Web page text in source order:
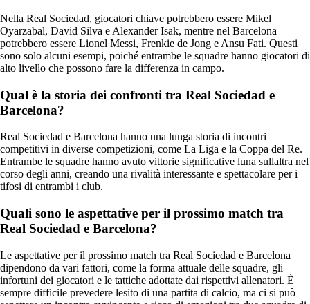
Nella Real Sociedad, giocatori chiave potrebbero essere Mikel
Oyarzabal, David Silva e Alexander Isak, mentre nel Barcelona
potrebbero essere Lionel Messi, Frenkie de Jong e Ansu Fati. Questi
sono solo alcuni esempi, poiché entrambe le squadre hanno giocatori di
alto livello che possono fare la differenza in campo.
Qual è la storia dei confronti tra Real Sociedad e
Barcelona?
Real Sociedad e Barcelona hanno una lunga storia di incontri
competitivi in diverse competizioni, come La Liga e la Coppa del Re.
Entrambe le squadre hanno avuto vittorie significative luna sullaltra nel
corso degli anni, creando una rivalità interessante e spettacolare per i
tifosi di entrambi i club.
Quali sono le aspettative per il prossimo match tra
Real Sociedad e Barcelona?
Le aspettative per il prossimo match tra Real Sociedad e Barcelona
dipendono da vari fattori, come la forma attuale delle squadre, gli
infortuni dei giocatori e le tattiche adottate dai rispettivi allenatori. È
sempre difficile prevedere lesito di una partita di calcio, ma ci si può